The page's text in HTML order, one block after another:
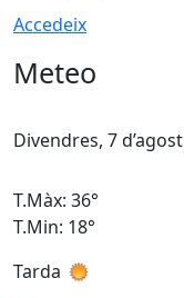
Accedeix
Meteo
Divendres, 7 d’agost
T.Màx: 36°
T.Min: 18°
Tarda